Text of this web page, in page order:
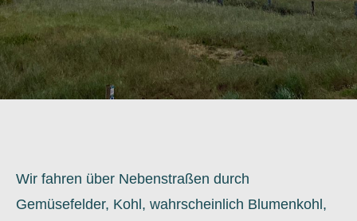
Wir fahren über Nebenstraßen durch
Gemüsefelder, Kohl, wahrscheinlich Blumenkohl,